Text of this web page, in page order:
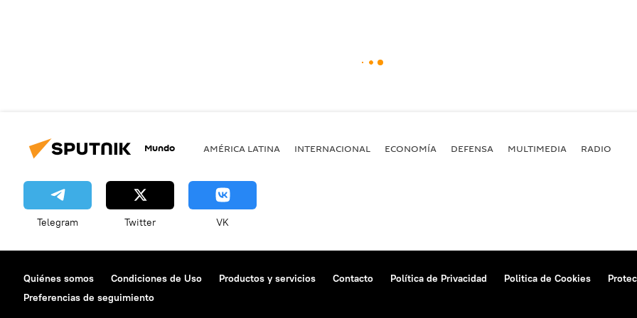
Mundo AMÉRICA LATINA INTERNACIONAL ECONOMÍA DEFENSA MULTIMEDIA RADIO
Telegram Twitter VK
Quiénes somos Condiciones de Uso Productos y servicios Contacto Política de Privacidad Politica de Cookies
Preferencias de seguimiento